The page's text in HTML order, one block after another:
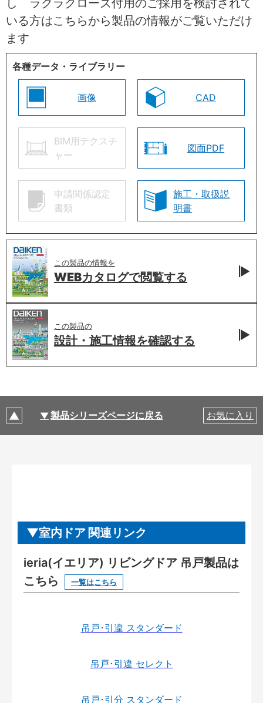
し ラクラクローズ付用のご採用を検討されて
いる方はこちらから製品の情報がご覧いただけ
ます
各種データ・ライブラリー
画像 CAD
BIM用テクスチ
ャー
図面PDF
申請関係認定
書類
施工・取扱説
明書
この製品の情報を
WEBカタログで閲覧する
この製品の
設計・施工情報を確認する
製品シリーズページに戻る お気に入り
室内ドア 関連リンク
ieria(イエリア) リビングドア 吊戸製品は
こちら
一覧はこちら
吊戸･引違 スタンダード
吊戸･引違 セレクト
吊戸･引分 スタンダード